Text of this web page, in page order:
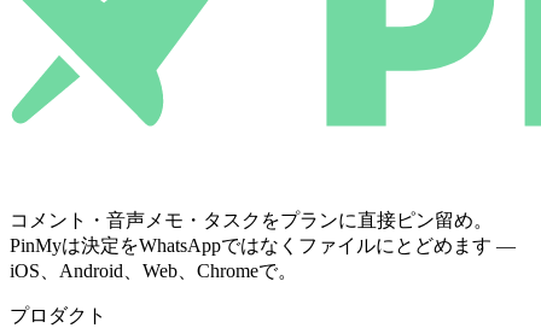
コメント・音声メモ・タスクをプランに直接ピン留め。
PinMyは決定をWhatsAppではなくファイルにとどめます —
iOS、Android、Web、Chromeで。
プロダクト